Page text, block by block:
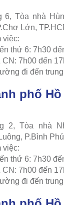
6, Tòa nhà
Lớn,
việc:
thứ 6: 7h30
CN: 7h00 đến
đi đến trung
phố
2, Tòa nhà
P.Bình
việc:
thứ 6: 7h30
CN: 7h00 đến
đi đến trung